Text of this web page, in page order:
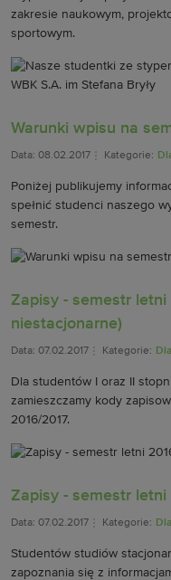
zakresie naukowym,
sportowym.
Warunki wpisu na
Data: 08.02.2017 Kategorie:
Poniżej publikujemy
spełnić studenci naszego
semestr.
Zapisy - semestr
niestacjonarne)
Data: 07.02.2017 Kategorie:
Dla studentów I oraz II
zamieszczamy kody
2016/2017.
Zapisy - semestr letni
Data: 07.02.2017 Kategorie:
Studentów studiów
zapoznania się z